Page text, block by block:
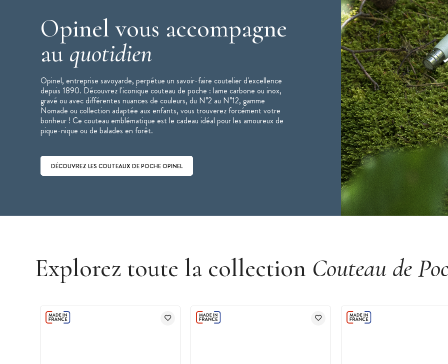
Garantie à vie
Collection : Gravure Animalia
Marque : Opinel
Opinel vous accompagne
auquotidien
Opinel, entreprise savoyarde, perpétue un savoir-faire coutelier d'excellence
depuis 1890. Découvrez l'iconique couteau de poche : lame carbone ou inox,
gravé ou avec différentes nuances de couleurs, du N°2 au N°12, gamme
Nomade ou collection adaptée aux enfants, vous trouverez forcément votre
bonheur ! Ce couteau emblématique est le cadeau idéal pour les amoureux de
pique-nique ou de balades en forêt.
DÉCOUVREZ LES COUTEAUX DE POCHE OPINEL
Explorez toute la collection Couteau de